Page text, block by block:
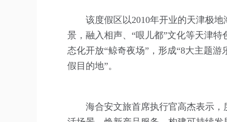
该度假区以2010年开业的天津极
景，融入相声、“哏儿都”文化等天津
态化开放“鲸奇夜场”，形成“8大主题
假目的地”。
海合安文旅首席执行官高杰表示